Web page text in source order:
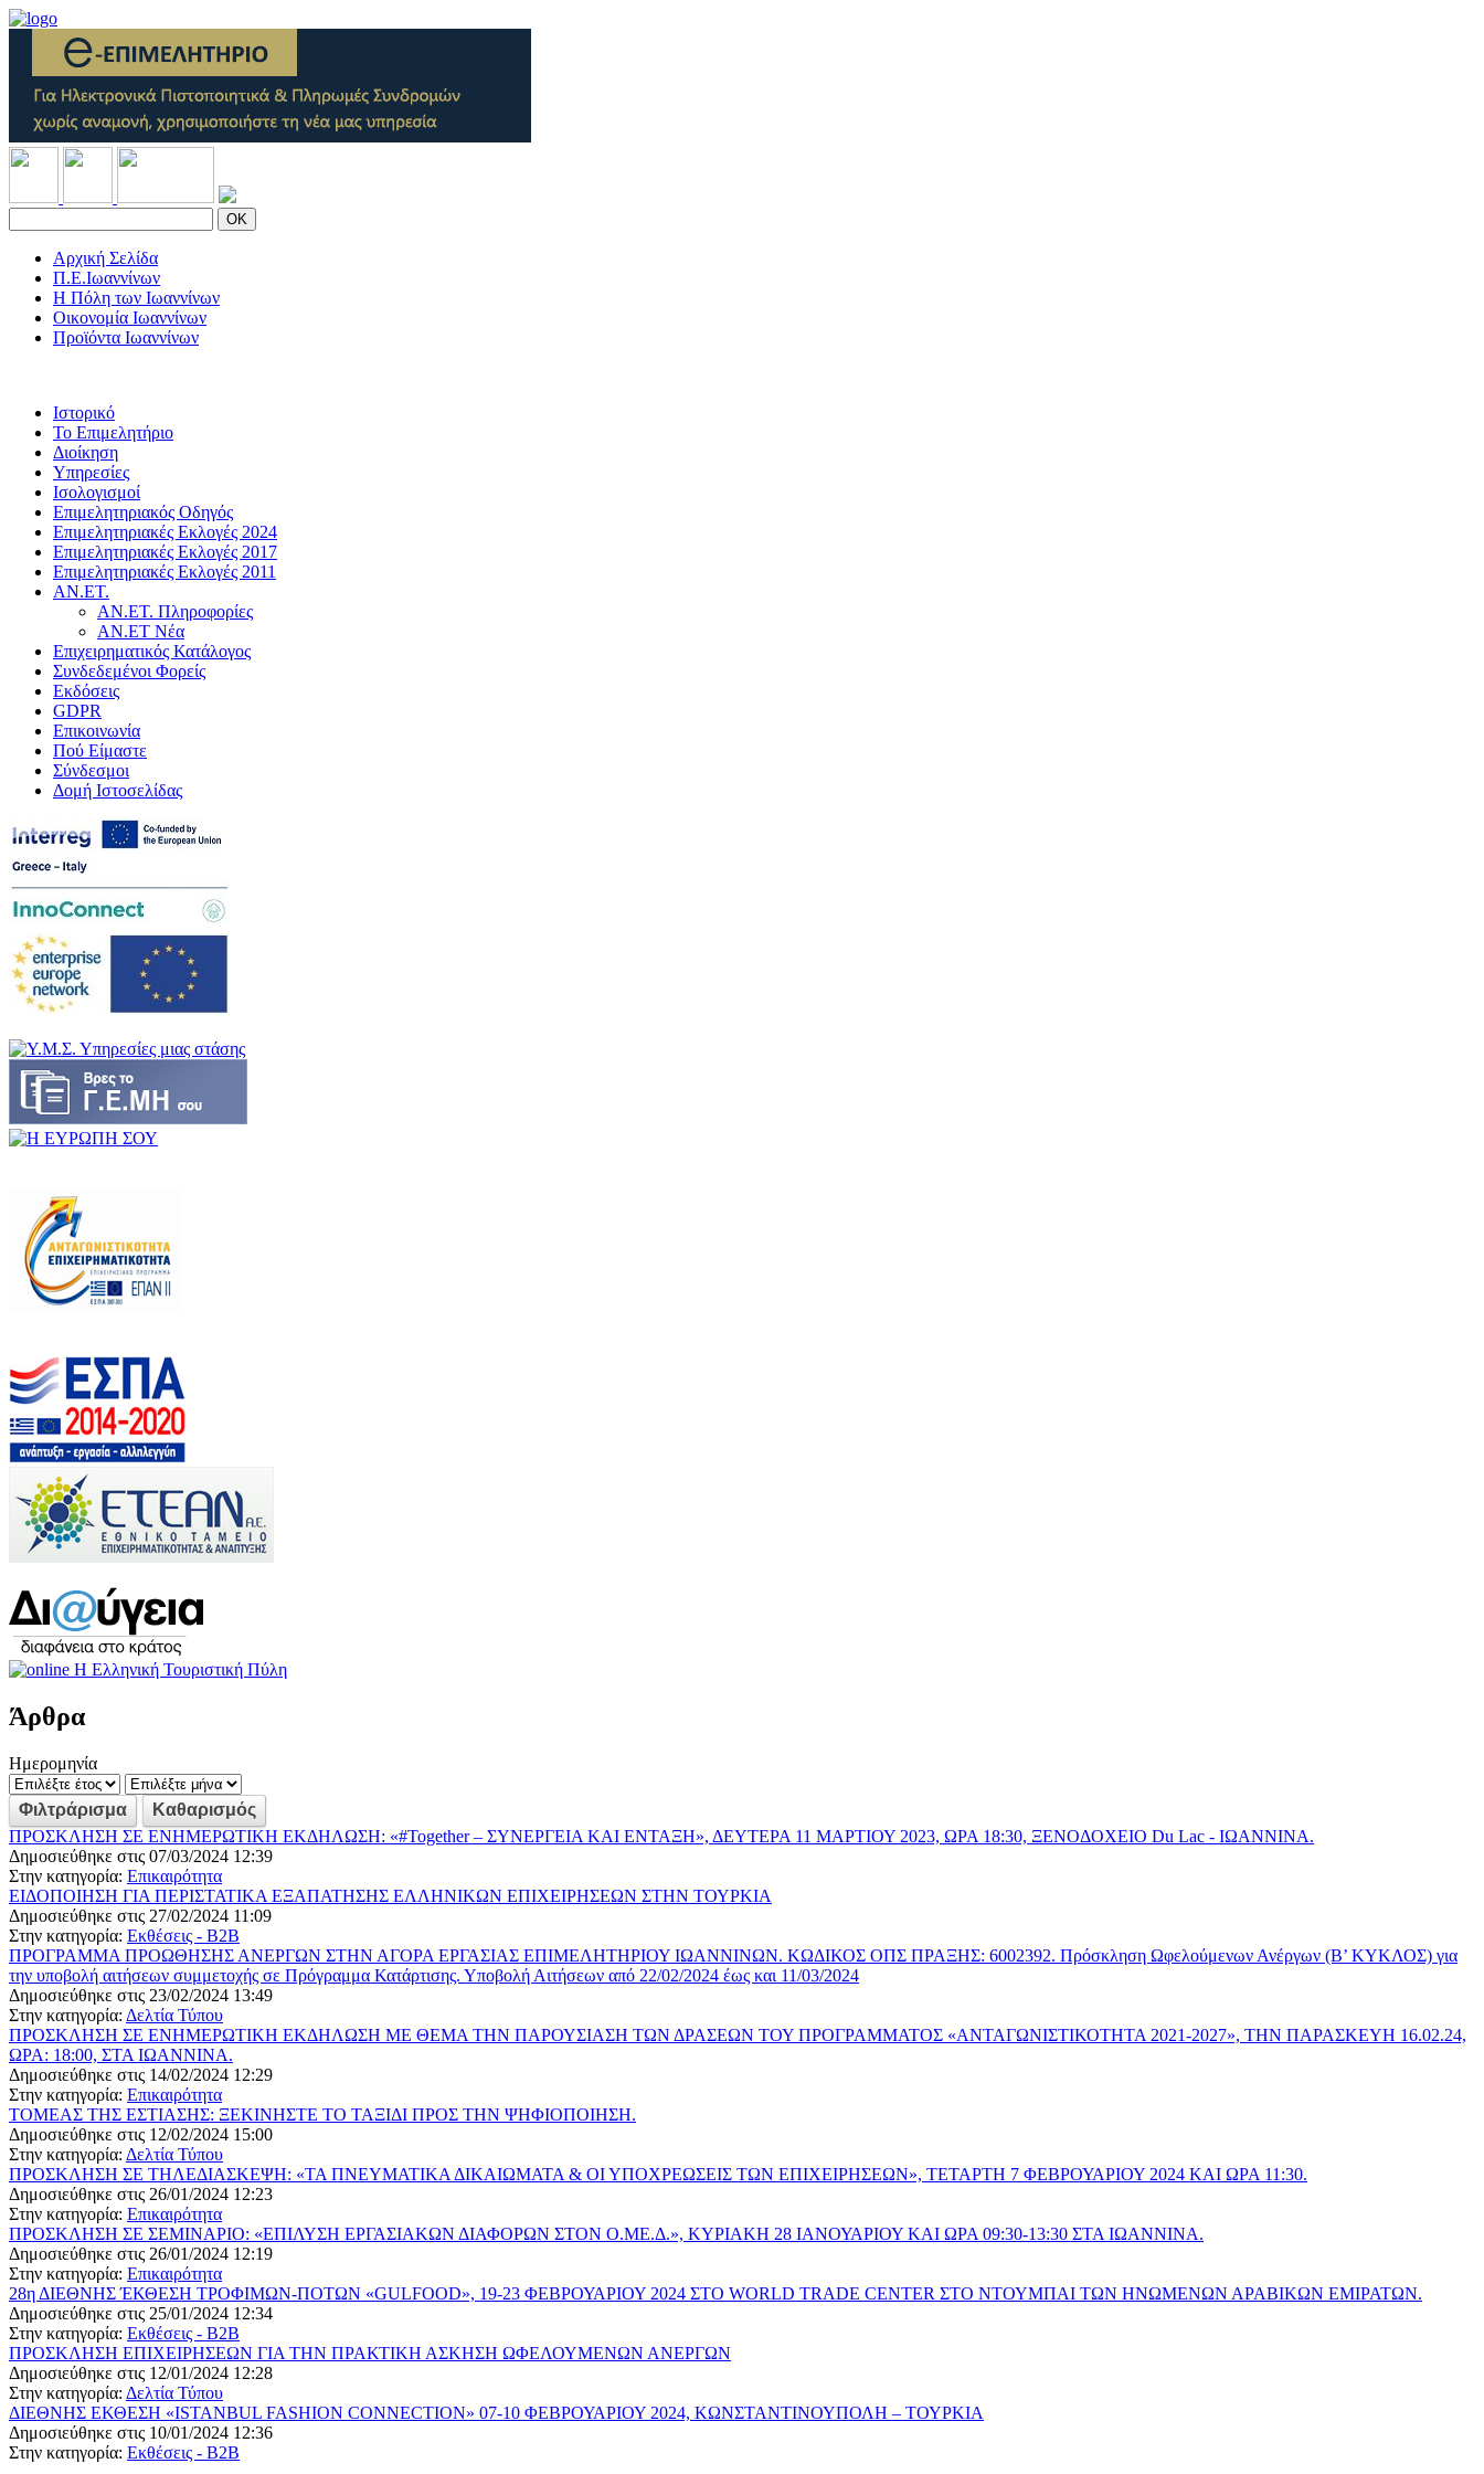
OK
Αρχική Σελίδα
Π.Ε.Ιωαννίνων
Η Πόλη των Ιωαννίνων
Οικονομία Ιωαννίνων
Προϊόντα Ιωαννίνων
Ιστορικό
Το Επιμελητήριο
Διοίκηση
Υπηρεσίες
Ισολογισμοί
Επιμελητηριακός Οδηγός
Επιμελητηριακές Εκλογές 2024
Επιμελητηριακές Εκλογές 2017
Επιμελητηριακές Εκλογές 2011
ΑΝ.ΕΤ.
ΑΝ.ΕΤ. Πληροφορίες
ΑΝ.ΕΤ Νέα
Επιχειρηματικός Κατάλογος
Συνδεδεμένοι Φορείς
Εκδόσεις
GDPR
Επικοινωνία
Πού Είμαστε
Σύνδεσμοι
Δομή Ιστοσελίδας
Άρθρα
Ημερομηνία
ΠΡΟΣΚΛΗΣΗ ΣΕ ΕΝΗΜΕΡΩΤΙΚΗ ΕΚΔΗΛΩΣΗ: «#Together – ΣΥΝΕΡΓΕΙΑ ΚΑΙ ΕΝΤΑΞΗ», ΔΕΥΤΕΡΑ 11 ΜΑΡΤΙΟΥ 2023, ΩΡΑ 18:30, ΞΕΝΟΔΟΧΕΙΟ Du Lac - ΙΩΑΝΝΙΝΑ.
Δημοσιεύθηκε στις 07/03/2024 12:39
Στην κατηγορία: Επικαιρότητα
ΕΙΔΟΠΟΙΗΣΗ ΓΙΑ ΠΕΡΙΣΤΑΤΙΚΑ ΕΞΑΠΑΤΗΣΗΣ ΕΛΛΗΝΙΚΩΝ ΕΠΙΧΕΙΡΗΣΕΩΝ ΣΤΗΝ ΤΟΥΡΚΙΑ
Δημοσιεύθηκε στις 27/02/2024 11:09
Στην κατηγορία: Εκθέσεις - B2B
ΠΡΟΓΡΑΜΜΑ ΠΡΟΩΘΗΣΗΣ ΑΝΕΡΓΩΝ ΣΤΗΝ ΑΓΟΡΑ ΕΡΓΑΣΙΑΣ ΕΠΙΜΕΛΗΤΗΡΙΟΥ ΙΩΑΝΝΙΝΩΝ. ΚΩΔΙΚΟΣ ΟΠΣ ΠΡΑΞΗΣ: 6002392. Πρόσκληση Ωφελούμενων Ανέργων (Β’ ΚΥΚΛΟΣ) για
την υποβολή αιτήσεων συμμετοχής σε Πρόγραμμα Κατάρτισης. Υποβολή Αιτήσεων από 22/02/2024 έως και 11/03/2024
Δημοσιεύθηκε στις 23/02/2024 13:49
Στην κατηγορία: Δελτία Τύπου
ΠΡΟΣΚΛΗΣΗ ΣΕ ΕΝΗΜΕΡΩΤΙΚΗ ΕΚΔΗΛΩΣΗ ΜΕ ΘΕΜΑ ΤΗΝ ΠΑΡΟΥΣΙΑΣΗ ΤΩΝ ΔΡΑΣΕΩΝ ΤΟΥ ΠΡΟΓΡΑΜΜΑΤΟΣ «ΑΝΤΑΓΩΝΙΣΤΙΚΟΤΗΤΑ 2021-2027», ΤΗΝ ΠΑΡΑΣΚΕΥΗ 16.02.24,
ΩΡΑ: 18:00, ΣΤΑ ΙΩΑΝΝΙΝΑ.
Δημοσιεύθηκε στις 14/02/2024 12:29
Στην κατηγορία: Επικαιρότητα
ΤΟΜΕΑΣ ΤΗΣ ΕΣΤΙΑΣΗΣ: ΞΕΚΙΝΗΣΤΕ ΤΟ ΤΑΞΙΔΙ ΠΡΟΣ ΤΗΝ ΨΗΦΙΟΠΟΙΗΣΗ.
Δημοσιεύθηκε στις 12/02/2024 15:00
Στην κατηγορία: Δελτία Τύπου
ΠΡΟΣΚΛΗΣΗ ΣΕ ΤΗΛΕΔΙΑΣΚΕΨΗ: «ΤΑ ΠΝΕΥΜΑΤΙΚΑ ΔΙΚΑΙΩΜΑΤΑ & ΟΙ ΥΠΟΧΡΕΩΣΕΙΣ ΤΩΝ ΕΠΙΧΕΙΡΗΣΕΩΝ», ΤΕΤΑΡΤΗ 7 ΦΕΒΡΟΥΑΡΙΟΥ 2024 ΚΑΙ ΩΡΑ 11:30.
Δημοσιεύθηκε στις 26/01/2024 12:23
Στην κατηγορία: Επικαιρότητα
ΠΡΟΣΚΛΗΣΗ ΣΕ ΣΕΜΙΝΑΡΙΟ: «ΕΠΙΛΥΣΗ ΕΡΓΑΣΙΑΚΩΝ ΔΙΑΦΟΡΩΝ ΣΤΟΝ Ο.ΜΕ.Δ.», ΚΥΡΙΑΚΗ 28 ΙΑΝΟΥΑΡΙΟΥ ΚΑΙ ΩΡΑ 09:30-13:30 ΣΤΑ ΙΩΑΝΝΙΝΑ.
Δημοσιεύθηκε στις 26/01/2024 12:19
Στην κατηγορία: Επικαιρότητα
28η ΔΙΕΘΝΗΣ ΈΚΘΕΣΗ ΤΡΟΦΙΜΩΝ-ΠΟΤΩΝ «GULFOOD», 19-23 ΦΕΒΡΟΥΑΡΙΟΥ 2024 ΣΤΟ WORLD TRADE CENTER ΣΤΟ ΝΤΟΥΜΠΑΙ ΤΩΝ ΗΝΩΜΕΝΩΝ ΑΡΑΒΙΚΩΝ ΕΜΙΡΑΤΩΝ.
Δημοσιεύθηκε στις 25/01/2024 12:34
Στην κατηγορία: Εκθέσεις - B2B
ΠΡΟΣΚΛΗΣΗ ΕΠΙΧΕΙΡΗΣΕΩΝ ΓΙΑ ΤΗΝ ΠΡΑΚΤΙΚΗ ΑΣΚΗΣΗ ΩΦΕΛΟΥΜΕΝΩΝ ΑΝΕΡΓΩΝ
Δημοσιεύθηκε στις 12/01/2024 12:28
Στην κατηγορία: Δελτία Τύπου
ΔΙΕΘΝΗΣ ΕΚΘΕΣΗ «ISTANBUL FASHION CONNECTION» 07-10 ΦΕΒΡΟΥΑΡΙΟΥ 2024, ΚΩΝΣΤΑΝΤΙΝΟΥΠΟΛΗ – ΤΟΥΡΚΙΑ
Δημοσιεύθηκε στις 10/01/2024 12:36
Στην κατηγορία: Εκθέσεις - B2B